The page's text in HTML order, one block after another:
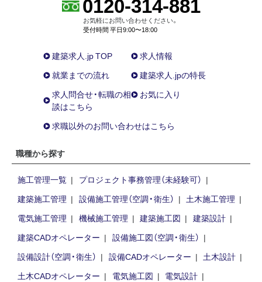
0120-314-881
お気軽にお問い合わせください。
受付時間 平日9:00〜18:00
建築求人.jp TOP
求人情報
就業までの流れ
建築求人.jpの特長
求人問合せ・転職の相
談はこちら
お気に入り
求職以外のお問い合わせはこちら
職種から探す
施工管理一覧
プロジェクト事務管理（未経験可）
建築施工管理
設備施工管理（空調・衛生）
土木施工管理
電気施工管理
機械施工管理 建築施工図
建築設計
建築CADオペレーター
設備施工図（空調・衛生）
設備設計（空調・衛生）
設備CADオペレーター
土木設計
土木CADオペレーター
電気施工図
電気設計